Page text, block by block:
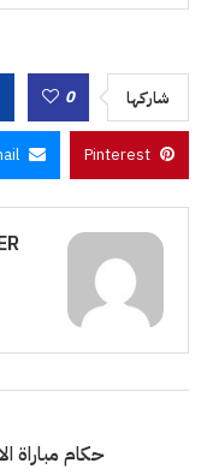
شاركها 0
Pinterest
حكام مباراة